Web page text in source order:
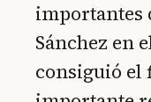
importantes
Sánchez en
consiguió el